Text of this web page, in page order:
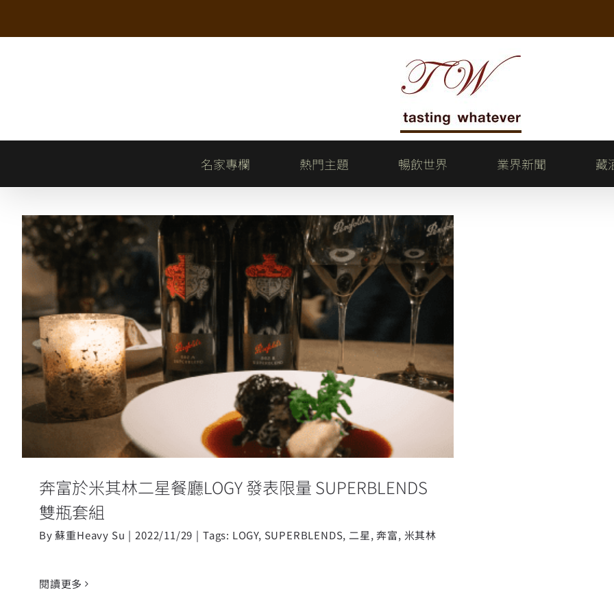
to
名家專欄 熱門主題 暢飲世界 業界新聞 藏
奔富於米其林二星餐廳LOGY 發表限量
SUPERBLENDS雙瓶套組
奔富於米其林二星餐廳LOGY 發表限量 SUPERBLENDS
雙瓶套組
By蘇重Heavy Su | 2022/11/29 | Tags: LOGY, SUPERBLENDS, 二星,奔富, 米其林
閱讀更多